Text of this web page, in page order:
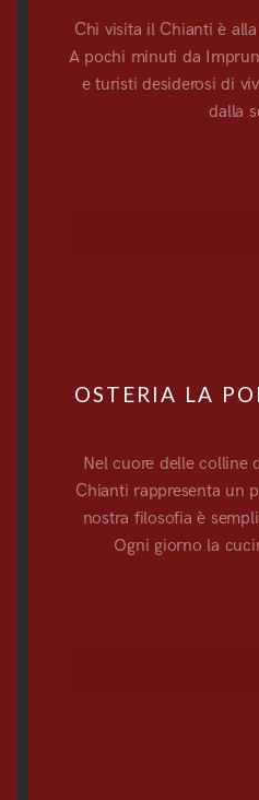
Chi visita il Chianti è
A pochi minuti da
e turisti desiderosi di
dalla
OSTERIA LA
Nel cuore delle colline
Chianti rappresenta un
nostra filosofia è
Ogni giorno la